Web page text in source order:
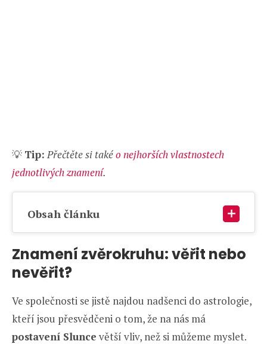
💡 Tip: Přečtěte si takéo nejhorších vlastnostech
jednotlivých znamení.
Obsah článku
Znamení zvěrokruhu: věřit nebo
nevěřit?
Ve společnosti se jistě najdou nadšenci do astrologie,
kteří jsou přesvědčeni o tom, že na nás má
postavení Slunce větší vliv, než si můžeme myslet.